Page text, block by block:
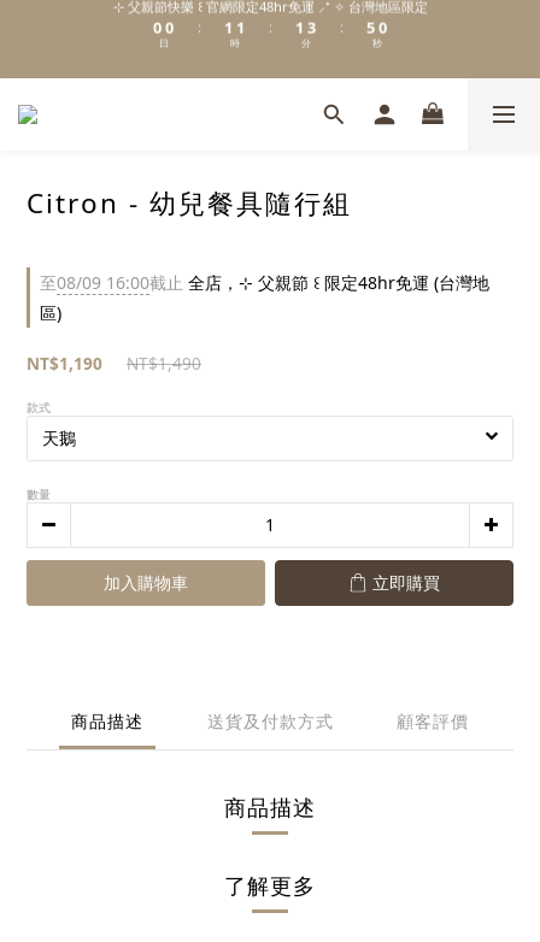
\ Welcome to 𝙻𝚒𝚝𝚝𝚕𝚎 𝙼𝚒𝚕𝚔𝚢 𝚆𝚊𝚢  ✨ For the Little Ones. /
0 0
日
:
1
0
1
0
時
:
1
0
3
2
0
分
5
4
2
0
0
秒
Citron - 幼兒餐具隨行組
至08/09 16:00截止 全店，⊹ 父親節 ꒰ 限定48hr免運 (台灣地
區)
NT$1,490
NT$1,190
款式
數量
加入購物車 立即購買
商品描述 送貨及付款方式 顧客評價
商品描述
了解更多